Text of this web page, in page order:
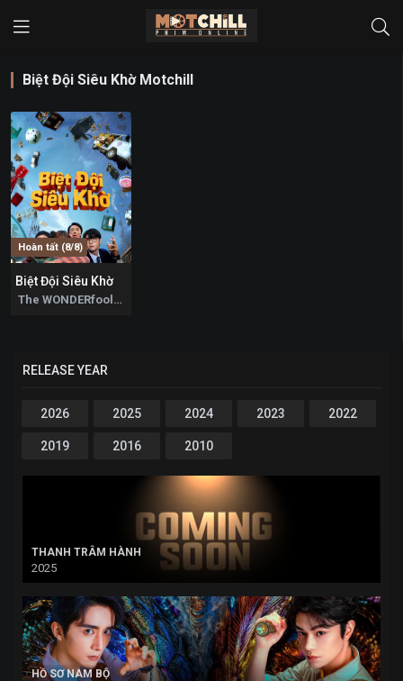
Biệt Đội Siêu Khờ Motchill
Hoàn tất (8/8)
Biệt Đội Siêu Khờ
The WONDERfools 2026
RELEASE YEAR
2026 2025 2024 2023 2022
2019 2016 2010
THANH TRÂM HÀNH
2025
HỒ SƠ NAM BỘ